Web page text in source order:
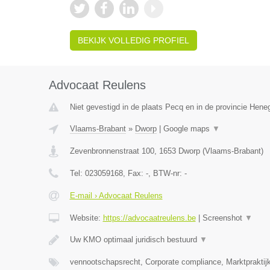
BEKIJK VOLLEDIG PROFIEL
Advocaat Reulens
Niet gevestigd in de plaats Pecq en in de provincie
Vlaams-Brabant» Dworp| Google maps ▼
Zevenbronnenstraat 100, 1653 Dworp(Vlaams-Brabant)
Tel: 023059168, Fax: -, BTW-nr: -
E-mail › Advocaat Reulens
Website: https://advocaatreulens.be| Screenshot ▼
Uw KMO optimaal juridisch bestuurd ▼
vennootschapsrecht, Corporate compliance,